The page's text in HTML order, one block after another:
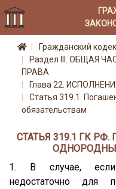
Гражданский
Раздел III. ОБЩАЯ
ПРАВА
Глава 22.
Статья 319.1.
обязательствам
СТАТЬЯ 319.1 ГК
1. В случае, если
недостаточно для